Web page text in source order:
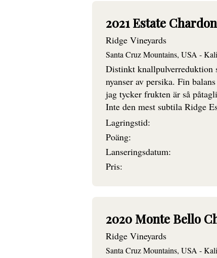
2021 Estate
Ridge Vineyards
Santa Cruz Mountains, USA -
Distinkt knallpulverreduktion
nyanser av persika. Fin
jag tycker frukten är så
Inte den mest subtila Ridge
Lagringstid:
Poäng:
Lanseringsdatum:
Pris:
2020 Monte Bello
Ridge Vineyards
Santa Cruz Mountains, USA -